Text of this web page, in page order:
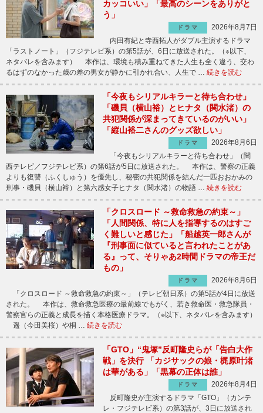
カッコいい」「最高のシーンをありがと
う」
ドラマ
2026年8月7日
内田有紀と寺西拓人がダブル主演するドラマ
「ラストノート」（フジテレビ系）の第5話が、6日に放送された。（※以下、
ネタバレを含みます） 本作は、環境も積み重ねてきた人生も全く違う、交わ
るはずのなかった歳の差の男女が静かに引かれ合い、人生で … 続きを読む
「今夜もシリアルキラーと待ち合わせ」
「磯貝（横山裕）とヒナタ（関水渚）の
共犯関係が深まってきているのがいい」
「縦山裕二さんのグッズ欲しい」
ドラマ
2026年8月6日
「今夜もシリアルキラーと待ち合わせ」（関
西テレビ／フジテレビ系）の第6話が5日に放送された。 本作は、警察の正義
よりも復讐（ふくしゅう）を優先し、秘密の共犯関係を結んだ一匹おおかみの
刑事・磯貝（横山裕）と第六感女子ヒナタ（関水渚）の物語 … 続きを読む
「クロスロード ～救命救急の約束～」
「人間関係、特に人を指導するのはすご
く難しいと感じた」「船越英一郎さんが
『刑事面に似ていると言われたことがあ
る』って、そりゃあ2時間ドラマの帝王だ
もの」
ドラマ
2026年8月6日
「クロスロード ～救命救急の約束～」（テレビ朝日系）の第5話が4日に放送
された。 本作は、救命救急医療の最前線でもがく、若き救命医・救急隊員・
警察官らの正義と成長を描く本格医療ドラマ。（※以下、ネタバレを含みます）
遥（今田美桜）や桐 … 続きを読む
「GTO」“鬼塚”反町隆史らが「告白大作
戦」を決行 「カジサックの娘・梶原叶渚
は華がある」「黒幕の正体は誰」
ドラマ
2026年8月4日
反町隆史が主演するドラマ「GTO」（カンテ
レ・フジテレビ系）の第3話が、3日に放送され